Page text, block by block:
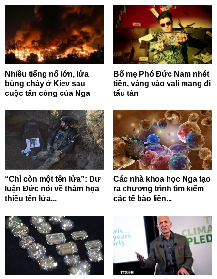
Nhiều tiếng nổ lớn, lửa
bùng cháy ở Kiev sau
cuộc tấn công của Nga
Bố mẹ Phó Đức Nam nhét
tiền, vàng vào vali mang đi
tẩu tán
“Chỉ còn một tên lửa”: Dư
luận Đức nói về thảm họa
thiếu tên lửa...
Các nhà khoa học Nga tạo
ra chương trình tìm kiếm
các tế bào liên...